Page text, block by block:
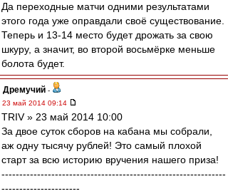
Да переходные матчи одними результатами
этого года уже оправдали своё существование.
Теперь и 13-14 место будет дрожать за свою
шкуру, а значит, во второй восьмёрке меньше
болота будет.
Дремучий -
23 май 2014 09:14
TRIV » 23 май 2014 10:00
За двое суток сборов на кабана мы собрали,
аж одну тысячу рублей! Это самый плохой
старт за всю историю вручения нашего приза!
---------------------------------------------------------------
----------------------